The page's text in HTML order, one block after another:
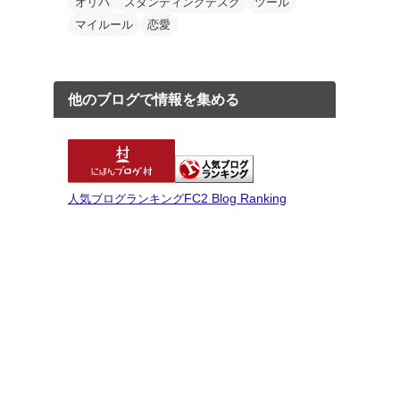
マイルール
恋愛
他のブログで情報を集める
人気ブログランキングFC2 Blog Ranking